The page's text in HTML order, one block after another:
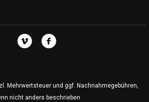
Mehrwertsteuer und ggf. Nachnahmegebühren,
nicht anders beschrieben